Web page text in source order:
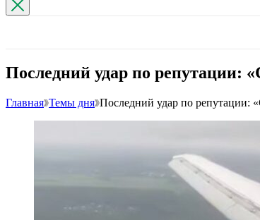
Последний удар по репутации:
Главная Темы дня Последний удар по репутации: